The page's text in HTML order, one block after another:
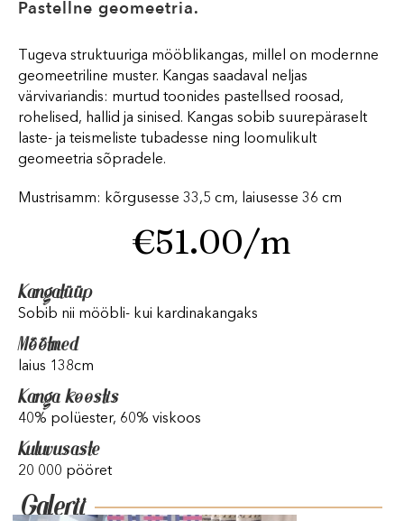
Pastellne geomeetria.
Tugeva struktuuriga mööblikangas, millel on modernne
geomeetriline muster. Kangas saadaval neljas
värvivariandis: murtud toonides pastellsed roosad,
rohelised, hallid ja sinised. Kangas sobib suurepäraselt
laste- ja teismeliste tubadesse ning loomulikult
geomeetria sõpradele.
Mustrisamm: kõrgusesse 33,5 cm, laiusesse 36 cm
€51.00/m
Kangatüüp
Sobib nii mööbli- kui kardinakangaks
Mõõtmed
laius 138cm
Kanga koostis
40% polüester, 60% viskoos
Kuluvusaste
20 000 pööret
Galerii